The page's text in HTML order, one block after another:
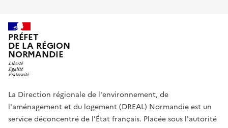
PRÉFET
DE LA RÉGION
NORMANDIE
La Direction régionale de l'environnement, de
l'aménagement et du logement (DREAL) Normandie est un
service déconcentré de l'État français. Placée sous l'autorité